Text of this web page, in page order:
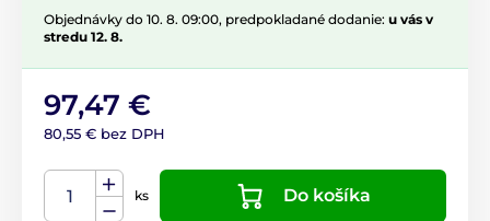
Objednávky do 10. 8. 09:00, predpokladané dodanie: u vás v
stredu 12. 8.
97,47 €
80,55 € bez DPH
ks Do košíka